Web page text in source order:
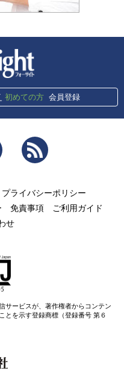
初めての方 会員登録
Twitter
プライバシーポリシー
免責事項
ご利用ガイド
せ
サービスが、著作権者からコンテン
とを示す登録商標（登録番号 第６